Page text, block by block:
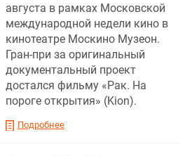
августа в рамках Московской
международной недели кино в
кинотеатре Москино Музеон.
Гран-при за оригинальный
документальный проект
достался фильму «Рак. На
пороге открытия» (Kion).
Подробнее